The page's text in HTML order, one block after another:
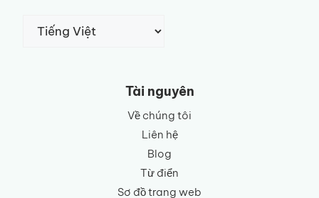
Chọn
một
Tài nguyên
Về chúng tôi
Liên hệ
Blog
Từ điển
Sơ đồ trang web